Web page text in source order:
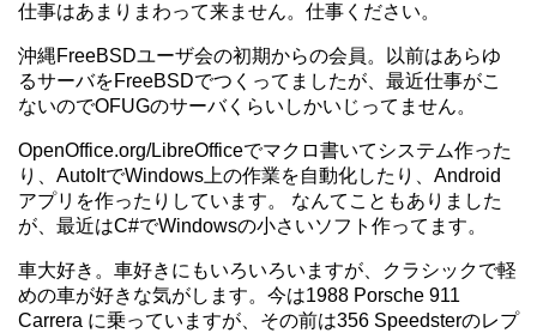
仕事はあまりまわって来ません。仕事ください。
沖縄FreeBSDユーザ会の初期からの会員。以前はあらゆ
るサーバをFreeBSDでつくってましたが、最近仕事がこ
ないのでOFUGのサーバくらいしかいじってません。
OpenOffice.org/LibreOfficeでマクロ書いてシステム作った
り、AutoItでWindows上の作業を自動化したり、Android
アプリを作ったりしています。 なんてこともありました
が、最近はC#でWindowsの小さいソフト作ってます。
車大好き。車好きにもいろいろいますが、クラシックで軽
めの車が好きな気がします。今は1988 Porsche 911
Carrera に乗っていますが、その前は356 Speedsterのレプ